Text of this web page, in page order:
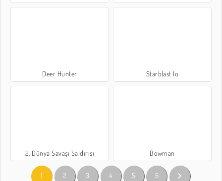
Deer Hunter Starblast Io
2. Dünya Savaşı Saldırısı Bowman
1 2 3 4 5 6